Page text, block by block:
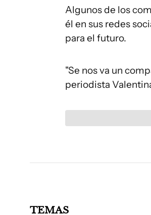
Algunos de los
él en sus redes
para el futuro.
"Se nos va un
periodista
TEMAS